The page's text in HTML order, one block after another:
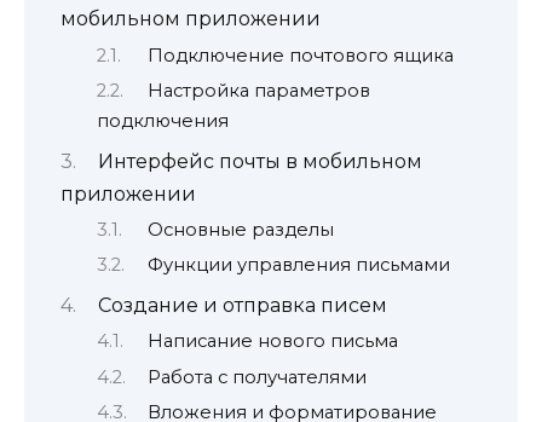
мобильном приложении
Подключение почтового ящика
Настройка параметров
подключения
Интерфейс почты в мобильном
приложении
Основные разделы
Функции управления письмами
Создание и отправка писем
Написание нового письма
Работа с получателями
Вложения и форматирование